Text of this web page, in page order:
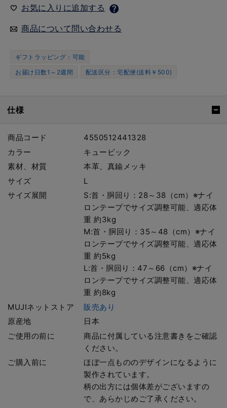
お気に入りに追加する
商品について問い合わせる
ギフトラッピング：可能
お届け日数1～2週間
配送区分：宅配便(送料￥500)
仕様
商品コード
4550512441328
カラー
キュービック
素材、材質
本革、真鍮メッキ
サイズ
L
サイズ展開
S:首・胴回り：28～38（cm）※ナイ
ロンテープでサイズ調整可能、適応体
重 約3kg
M:首・胴回り：35～48（cm）※ナイ
ロンテープでサイズ調整可能、適応体
重 約5kg
L:首・胴回り：47～66（cm）※ナイ
ロンテープでサイズ調整可能、適応体
重 約8kg
MUJIネットストア
販売あり
原産地
日本
ご使用の前に
商品に付属している注意書きをご確認
ください。
ご購入前に
ほぼ一点もののデザインになるように
製作されています。
柄の出方には個体差がございますの
で、あらかじめご了承ください。